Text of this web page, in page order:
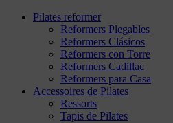
Pilates reformer
Reformers Plegables
Reformers Clásicos
Reformers con Torre
Reformers Cadillac
Reformers para Casa
Accessoires de Pilates
Ressorts
Tapis de Pilates